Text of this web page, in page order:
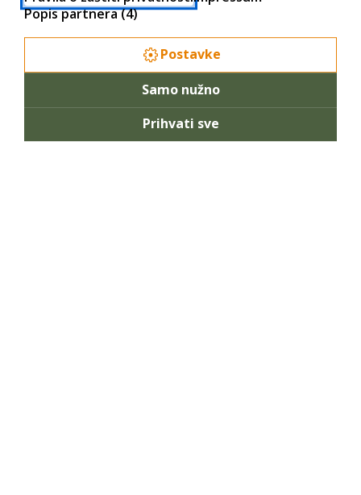
Popis partnera (4)
Postavke
Samo nužno
Prihvati sve
2.1. Izvještaji o korištenju, kršenja licence i pravni lijekovi.
Poduzeće Parallels zadržava pravo prikupljanja podataka o
korištenju licencnog ključa, uključujući brojeve licencnih
ključeva, IP adrese servera, prebrojavanje domena i ostale
informacije koje smatra relevantnima, kako bi se osiguralo da
se naši proizvodi koriste u skladu s odredbama ovoga
Ugovora o korištenju. Poduzeće Parallels izričito zabranjuje